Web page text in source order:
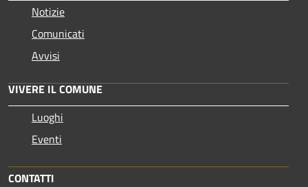
Notizie
Comunicati
Avvisi
VIVERE IL COMUNE
Luoghi
Eventi
CONTATTI